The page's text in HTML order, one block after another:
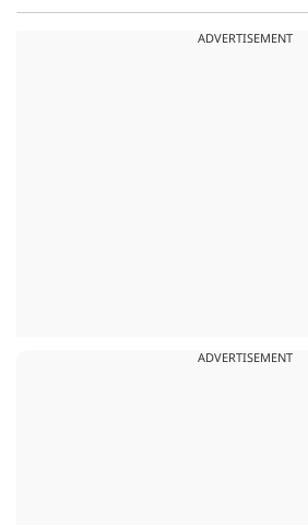
ADVERTISEMENT
ADVERTISEMENT